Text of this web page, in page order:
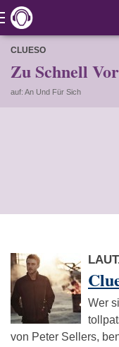
CLUESO
Zu Schnell
auf: An Und Für Sich
Wer
von Peter Sellers,